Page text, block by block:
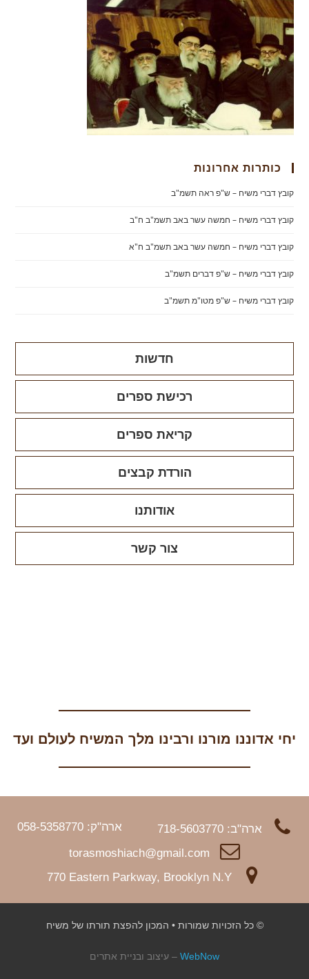
כותרות אחרונות
קובץ דברי משיח – ש"פ ראה תשמ"ב
קובץ דברי משיח – חמשה עשר באב תשמ"ב ח"ב
קובץ דברי משיח – חמשה עשר באב תשמ"ב ח"א
קובץ דברי משיח – ש"פ דברים תשמ"ב
קובץ דברי משיח – ש"פ מטו"מ תשמ"ב
חדשות
רכישת ספרים
קריאת ספרים
הורדת קבצים
אודותנו
צור קשר
יחי אדוננו מורנו ורבינו מלך המשיח לעולם ועד
ארה"ב: 718-5603770
ארה"ק: 058-5358770
torasmoshiach@gmail.com
770 Eastern Parkway, Brooklyn N.Y
© כל הזכויות שמורות • המכון להפצת תורתו של משיח
WebNow – עיצוב ובניית אתרים